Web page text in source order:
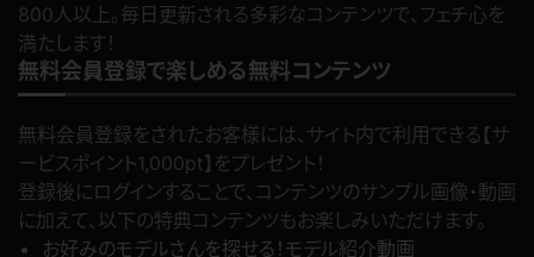
800人以上。毎日更新される多彩なコンテンツで、フェチ心を
満たします！
無料会員登録で楽しめる無料コンテンツ
無料会員登録をされたお客様には、サイト内で利用できる【サ
ービスポイント1,000pt】をプレゼント！
登録後にログインすることで、コンテンツのサンプル画像・動画
に加えて、以下の特典コンテンツもお楽しみいただけます。
お好みのモデルさんを探せる！モデル紹介動画